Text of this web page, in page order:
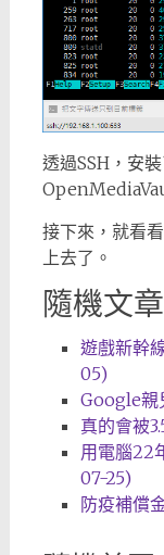
透過SSH，安
接下來，就看
上去了。
隨機文章
遊戲新幹
05)
Google親
真的會被
用電腦22
07-25)
防疫補償